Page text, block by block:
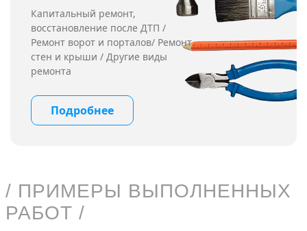
Капитальный ремонт,
восстановление после ДТП /
Ремонт ворот и порталов/ Ремонт
стен и крыши / Другие виды
ремонта
Подробнее
/ ПРИМЕРЫ ВЫПОЛНЕННЫХ
РАБОТ /